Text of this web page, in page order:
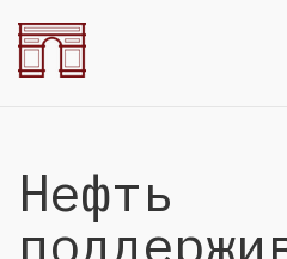
Нефть